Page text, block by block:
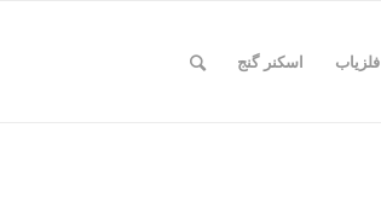
فلزیاب اسکنر گنج